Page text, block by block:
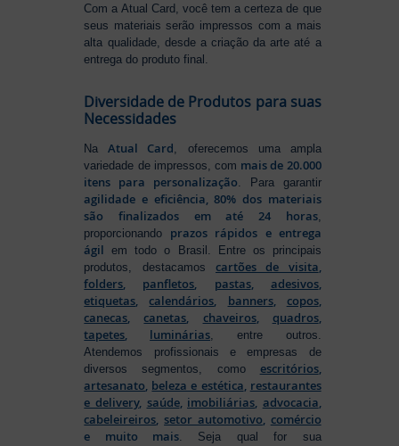
Com a Atual Card, você tem a certeza de que
seus materiais serão impressos com a mais
alta qualidade, desde a criação da arte até a
entrega do produto final.
Diversidade de Produtos para suas
Necessidades
NaAtual Card, oferecemos uma ampla
variedade de impressos, com mais de 20.000
itens para personalização. Para garantir
agilidade e eficiência, 80% dos materiais
são finalizados em até 24 horas,
proporcionando prazos rápidos e entrega
ágil em todo o Brasil. Entre os principais
produtos, destacamos cartões de visita,
folders, panfletos, pastas, adesivos,
etiquetas,calendários, banners, copos,
canecas,canetas, chaveiros, quadros,
tapetes, luminárias, entre outros.
Atendemos profissionais e empresas de
diversos segmentos, como escritórios,
artesanato, beleza e estética, restaurantes
e delivery, saúde, imobiliárias, advocacia,
cabeleireiros, setor automotivo, comércio
e muito mais. Seja qual for sua